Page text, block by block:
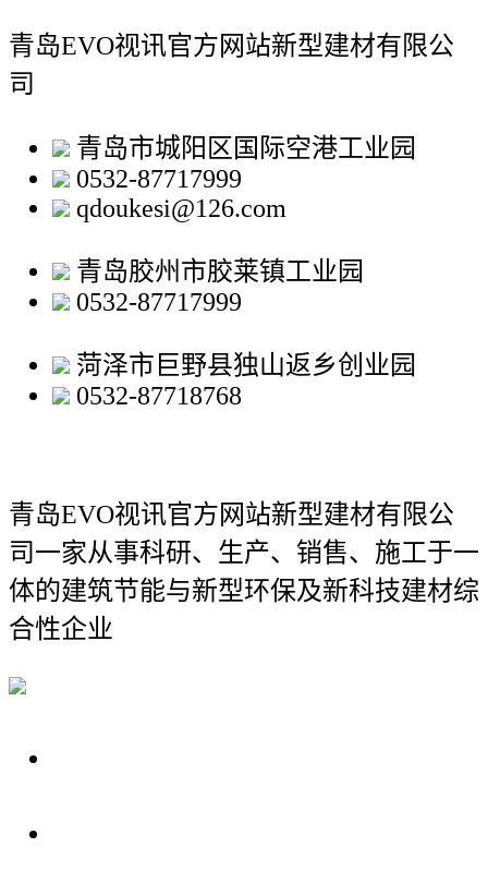
青岛EVO视讯官方网站新型建材有限公
司
青岛市城阳区国际空港工业园
0532-87717999
qdoukesi@126.com
青岛胶州市胶莱镇工业园
0532-87717999
菏泽市巨野县独山返乡创业园
0532-87718768
青岛EVO视讯官方网站新型建材有限公
司一家从事科研、生产、销售、施工于一
体的建筑节能与新型环保及新科技建材综
合性企业